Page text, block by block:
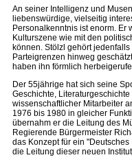
An seiner Intelligenz und
liebenswürdige, vielseitig
Personalkenntnis ist enorm. Er
Kulturszene wie mit den
können. Stölzl gehört
Parteigrenzen hinweg
haben ihn förmlich
Der 55jährige hat sich seine
Geschichte,
wissenschaftlicher Mitarbeiter
1976 bis 1980 in gleicher
übernahm er die Leitung des
Regierende Bürgermeister
das Konzept für ein
die Leitung dieser neuen